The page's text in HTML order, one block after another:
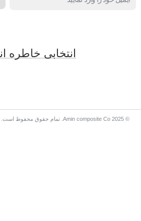
انتخابی خاطره
© 2025 Amin composite Co. تمام حقوق محفوظ است.